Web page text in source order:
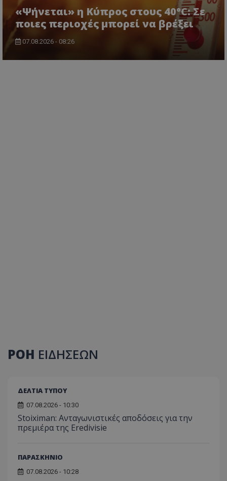
«Ψήνεται» η Κύπρος στους 40°C: Σε
ποιες περιοχές μπορεί να βρέξει
07.08.2026 - 08:26
ΡΟΗ ΕΙΔΗΣΕΩΝ
ΔΕΛΤΙΑ ΤΥΠΟΥ
07.08.2026 - 10:30
Stoiximan: Ανταγωνιστικές αποδόσεις για την
πρεμιέρα της Eredivisie
ΠΑΡΑΣΚΗΝΙΟ
07.08.2026 - 10:28